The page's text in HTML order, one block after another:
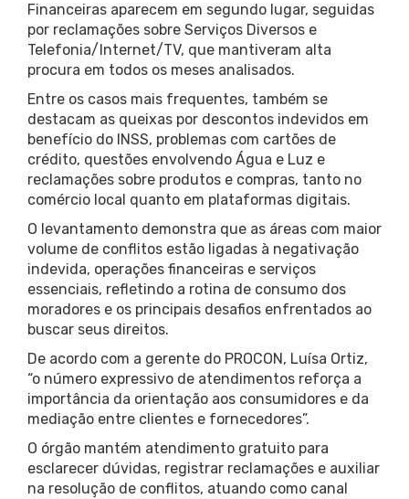
Financeiras aparecem em segundo lugar, seguidas
por reclamações sobre Serviços Diversos e
Telefonia/Internet/TV, que mantiveram alta
procura em todos os meses analisados.
Entre os casos mais frequentes, também se
destacam as queixas por descontos indevidos em
benefício do INSS, problemas com cartões de
crédito, questões envolvendo Água e Luz e
reclamações sobre produtos e compras, tanto no
comércio local quanto em plataformas digitais.
O levantamento demonstra que as áreas com maior
volume de conflitos estão ligadas à negativação
indevida, operações financeiras e serviços
essenciais, refletindo a rotina de consumo dos
moradores e os principais desafios enfrentados ao
buscar seus direitos.
De acordo com a gerente do PROCON, Luísa Ortiz,
“o número expressivo de atendimentos reforça a
importância da orientação aos consumidores e da
mediação entre clientes e fornecedores”.
O órgão mantém atendimento gratuito para
esclarecer dúvidas, registrar reclamações e auxiliar
na resolução de conflitos, atuando como canal